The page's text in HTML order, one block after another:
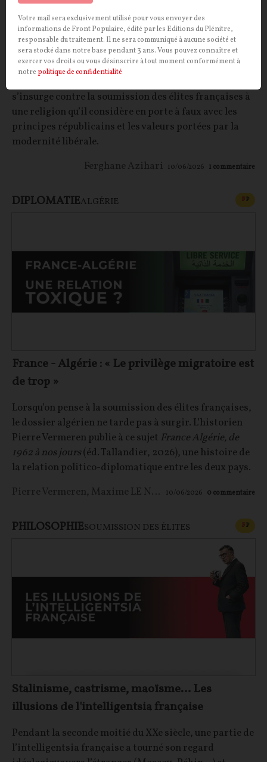
Fascination islamophile
s’insurge contre la soumission des élites françaises à
une religion qu’il considère en porte à faux avec les
principes républicains et les valeurs portées par la
modernité libérale.
Ferghane Azihari 10/06/2026 1 commentaire
DIPLOMATIEALGÉRIE FP
France - Algérie : « Le privilège migratoire est
de trop »
Lorsqu’on pense à la soumission des élites françaises,
le dossier algérien ne tarde pas à surgir. L’historien
Pierre Vermeren publie à ce sujet France Algérie, de
1962 à nos jours(éd. Tallandier, 2026), une histoire de
la relation politico-diplomatique entre les deux pays.
Pierre Vermeren, Maxime LE NAGARD 10/06/2026 0 commentaire
PHILOSOPHIESOUMISSION DES ÉLITES FP
Stalinisme, castrisme, maoïsme… Les
illusions de l'intelligentsia française
Pendant la seconde moitié du XXe siècle, une partie de
l’intelligentsia française a tourné son regard
Votre mail sera exclusivement utilisé pour vous envoyer des
informations de Front Populaire, édité par les Editions du Plénitre,
responsable du traitement. Il ne sera communiqué à aucune société et
sera stocké dans notre base pendant 3 ans. Vous pouvez connaître et
exercer vos droits ou vous désinscrire à tout moment conformément à
notre politique de confidentialité